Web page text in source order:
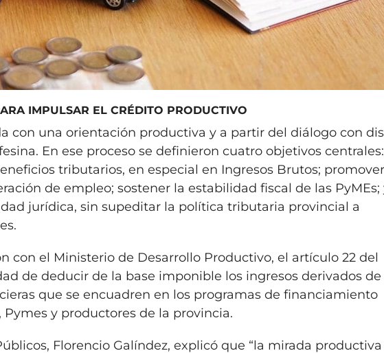
IMPULSAR EL CRÉDITO PRODUCTIVO
con una orientación productiva y a partir del diálogo con
En ese proceso se definieron cuatro objetivos centrales:
tributarios, en especial en Ingresos Brutos;
de empleo; sostener la estabilidad fiscal de las PyMEs;
jurídica, sin supeditar la política tributaria provincial a
con el Ministerio de Desarrollo Productivo, el artículo 22 del
de deducir de la base imponible los ingresos derivados de
que se encuadren en los programas de financiamiento
y productores de la provincia.
Florencio Galíndez, explicó que “la mirada